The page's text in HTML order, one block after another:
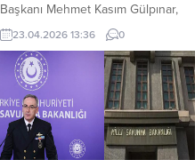
Başkanı Mehmet Kasım Gülpınar,
Zabıta Daire Başkanlığı’nın yeni
hizmet binasını ziyaret ederek
incelemelerde bulundu. Zabıta
personeline “disiplin” vurgusu
yapan Başkan Gülpınar, disiplin
olmadan başarının olmayacağını
söyledi. Şanlıurfa Büyükşehir
Belediye Başkanı Mehmet Kasım
23.04.2026 13:36 0